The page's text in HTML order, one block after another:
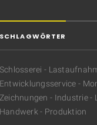
SCHLAGWÖRTER
Schlosserei -
Entwicklungsservice -
Zeichnungen - Industrie -
Handwerk - Produktion